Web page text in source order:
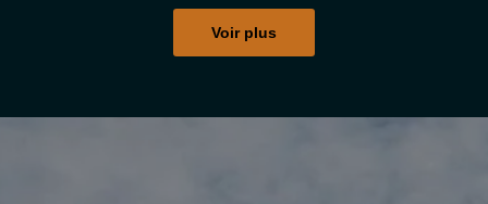
Voir plus